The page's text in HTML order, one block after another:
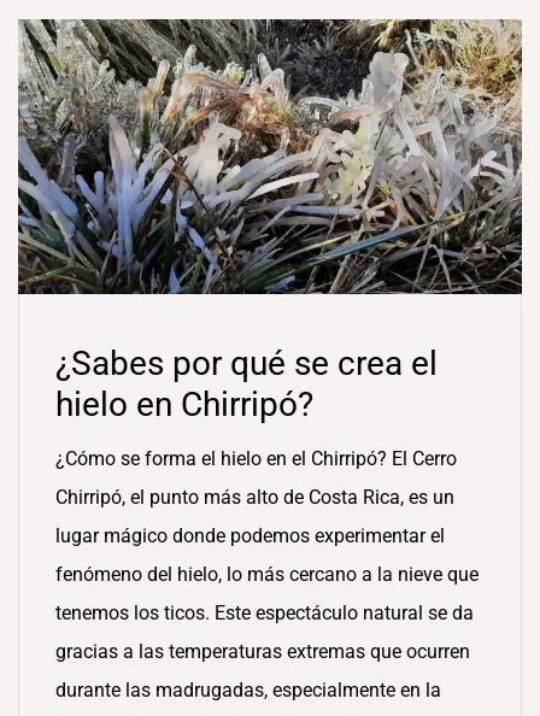
¿Sabes por qué se crea el
hielo en Chirripó?
¿Cómo se forma el hielo en el Chirripó? El Cerro
Chirripó, el punto más alto de Costa Rica, es un
lugar mágico donde podemos experimentar el
fenómeno del hielo, lo más cercano a la nieve que
tenemos los ticos. Este espectáculo natural se da
gracias a las temperaturas extremas que ocurren
durante las madrugadas, especialmente en la